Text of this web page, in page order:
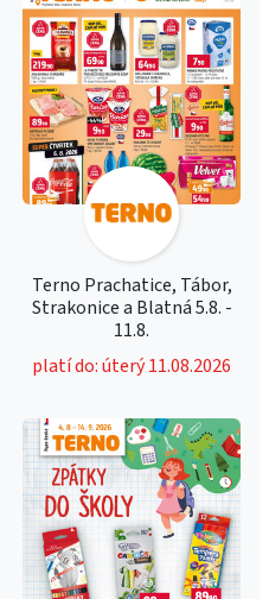
Terno Prachatice, Tábor,
Strakonice a Blatná 5.8. -
11.8.
platí do: úterý 11.08.2026